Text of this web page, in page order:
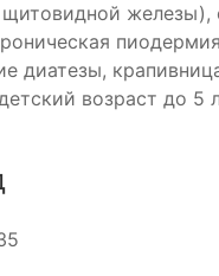
железы),
диатезы,
возраст до 5